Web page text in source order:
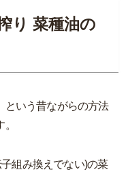
り 菜種油の
という昔ながらの方法
組み換えでない)の菜